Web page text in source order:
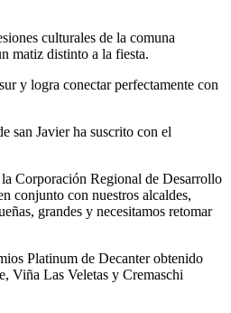
culturales de la comuna
matiz distinto a la fiesta.
y logra conectar perfectamente con
san Javier ha suscrito con el
Corporación Regional de Desarrollo
conjunto con nuestros alcaldes,
grandes y necesitamos retomar
Platinum de Decanter obtenido
Viña Las Veletas y Cremaschi